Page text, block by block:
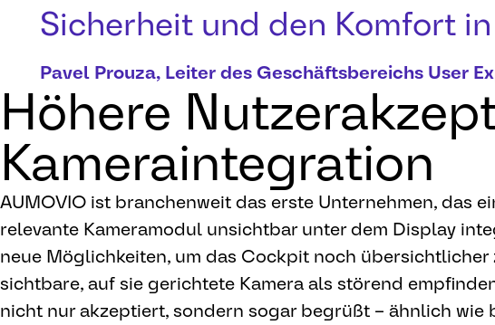
Sicherheit und den Komfort
Pavel Prouza, Leiter des Geschäftsbereichs User
Höhere
Kameraintegration
AUMOVIO ist branchenweit das erste Unternehmen, das
relevante Kameramodul unsichtbar unter dem Display
neue Möglichkeiten, um das Cockpit noch übersichtlicher
sichtbare, auf sie gerichtete Kamera als störend
nicht nur akzeptiert, sondern sogar begrüßt – ähnlich